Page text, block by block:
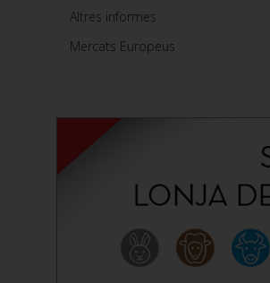
Altres informes
Mercats Europeus